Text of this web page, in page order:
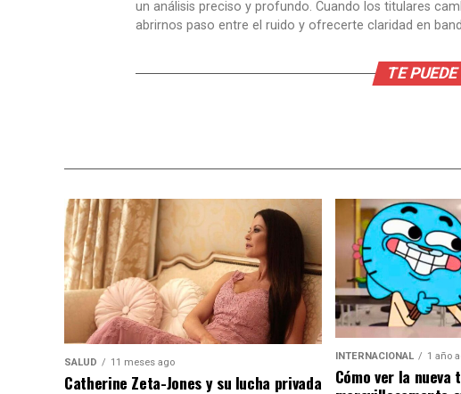
un análisis preciso y profundo. Cuando los titulares
abrirnos paso entre el ruido y ofrecerte claridad en
TE
SALUD 11 meses ago
Catherine Zeta-Jones y su lucha privada
INTERNACIONAL 1 año
Cómo ver la nueva